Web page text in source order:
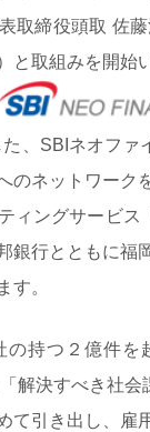
取締役頭取 佐
取組みを開始
、SBIネオファ
のネットワーク
ィングサービ
銀行とともに福
す。
持つ２億件を
解決すべき社
て引き出し、雇